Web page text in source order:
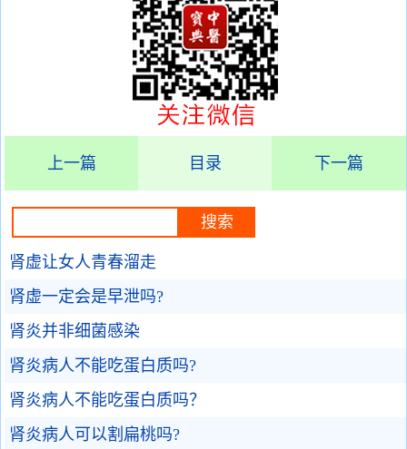
上一篇 目录 下一篇
肾虚让女人青春溜走
肾虚一定会是早泄吗?
肾炎并非细菌感染
肾炎病人不能吃蛋白质吗?
肾炎病人不能吃蛋白质吗？
肾炎病人可以割扁桃吗?